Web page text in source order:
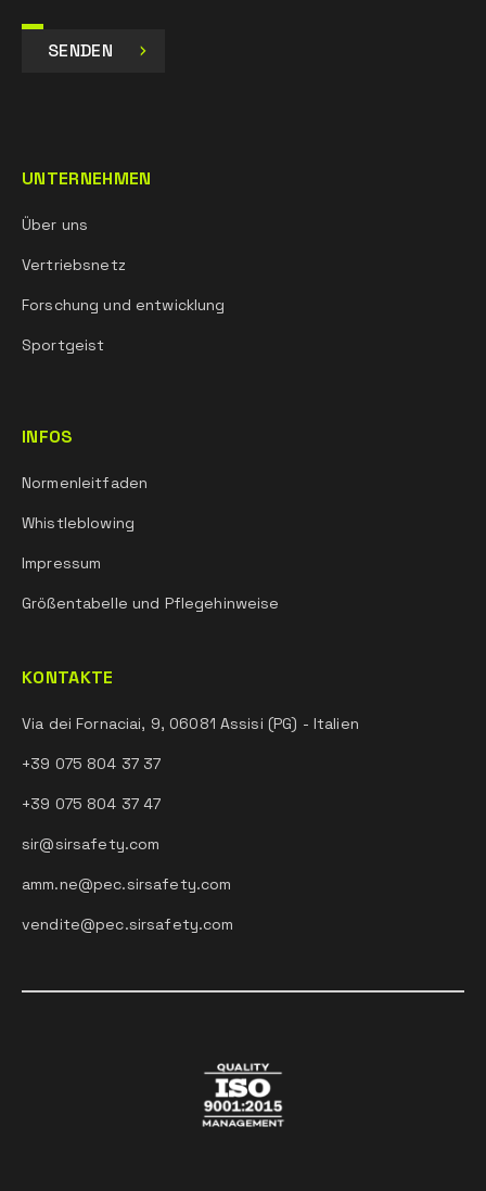
SENDEN
UNTERNEHMEN
Über uns
Vertriebsnetz
Forschung und entwicklung
Sportgeist
INFOS
Normenleitfaden
Whistleblowing
Impressum
Größentabelle und Pflegehinweise
KONTAKTE
Via dei Fornaciai, 9, 06081 Assisi (PG) - Italien
+39 075 804 37 37
+39 075 804 37 47
sir@sirsafety.com
amm.ne@pec.sirsafety.com
vendite@pec.sirsafety.com